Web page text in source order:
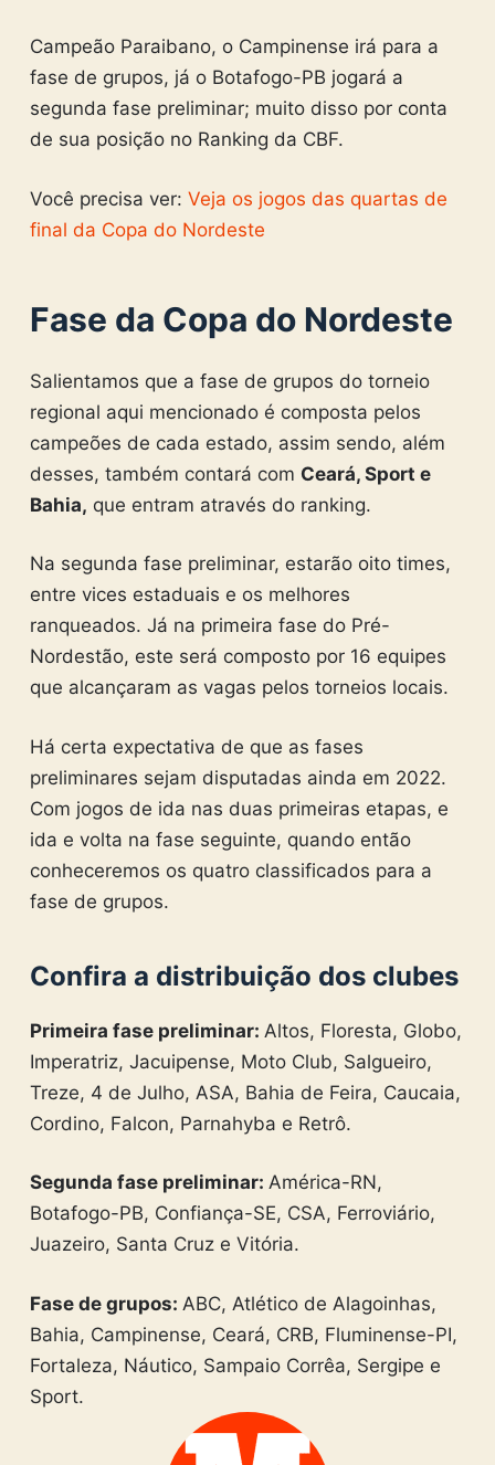
Campeão Paraibano, o Campinense irá para a
fase de grupos, já o Botafogo-PB jogará a
segunda fase preliminar; muito disso por conta
de sua posição no Ranking da CBF.
Você precisa ver: Veja os jogos das quartas de
final da Copa do Nordeste
Fase da Copa do Nordeste
Salientamos que a fase de grupos do torneio
regional aqui mencionado é composta pelos
campeões de cada estado, assim sendo, além
desses, também contará com Ceará, Sport e
Bahia, que entram através do ranking.
Na segunda fase preliminar, estarão oito times,
entre vices estaduais e os melhores
ranqueados. Já na primeira fase do Pré-
Nordestão, este será composto por 16 equipes
que alcançaram as vagas pelos torneios locais.
Há certa expectativa de que as fases
preliminares sejam disputadas ainda em 2022.
Com jogos de ida nas duas primeiras etapas, e
ida e volta na fase seguinte, quando então
conheceremos os quatro classificados para a
fase de grupos.
Confira a distribuição dos clubes
Primeira fase preliminar: Altos, Floresta, Globo,
Imperatriz, Jacuipense, Moto Club, Salgueiro,
Treze, 4 de Julho, ASA, Bahia de Feira, Caucaia,
Cordino, Falcon, Parnahyba e Retrô.
Segunda fase preliminar: América-RN,
Botafogo-PB, Confiança-SE, CSA, Ferroviário,
Juazeiro, Santa Cruz e Vitória.
Fase de grupos: ABC, Atlético de Alagoinhas,
Bahia, Campinense, Ceará, CRB, Fluminense-PI,
Fortaleza, Náutico, Sampaio Corrêa, Sergipe e
Sport.